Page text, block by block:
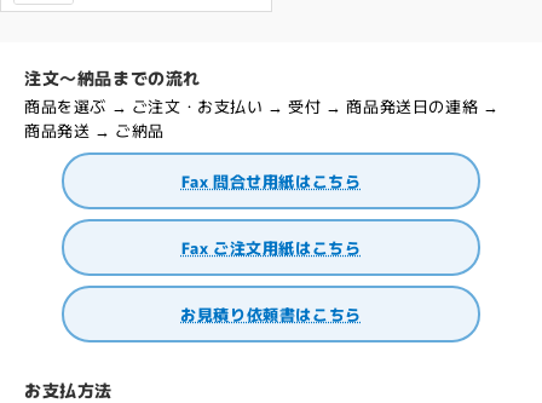
注文～納品までの流れ
商品を選ぶ → ご注文・お支払い → 受付 → 商品発送日の連絡 →
商品発送 → ご納品
Fax 問合せ用紙はこちら
Fax ご注文用紙はこちら
お見積り依頼書はこちら
お支払方法